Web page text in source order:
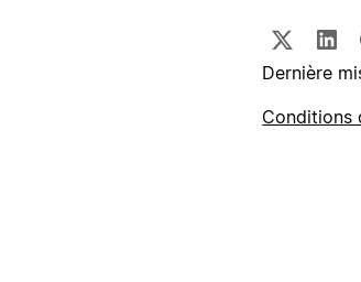
Dernière
Conditions